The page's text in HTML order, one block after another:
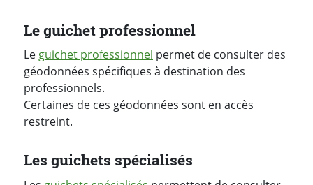
Le guichet professionnel
Le guichet professionnel permet de consulter des
géodonnées spécifiques à destination des
professionnels.
Certaines de ces géodonnées sont en accès
restreint.
Les guichets spécialisés